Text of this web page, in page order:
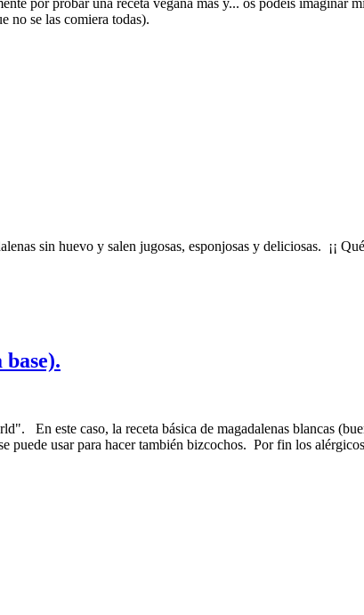
no se las comiera todas).
sin huevo y salen jugosas, esponjosas y deliciosas. ¡¡
En este caso, la receta básica de magadalenas blancas
puede usar para hacer también bizcochos. Por fin los